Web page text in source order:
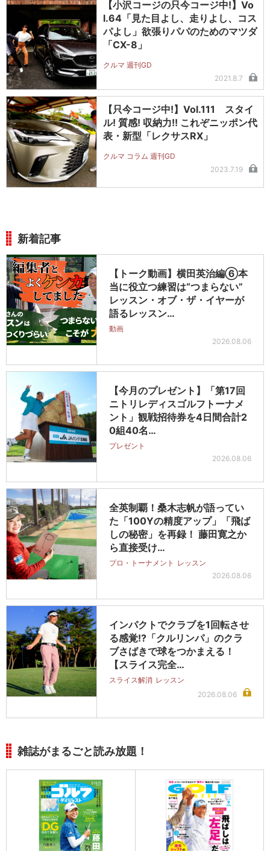
【小沢コージの只今コージ中!】Vo
l.64「見た目よし、走りよし、コス
パよし」欲張りパパのためのマツダ
「CX-8」
クルマ 週刊GD
2021.8.7
【只今コージ中!】Vol.111 スタイ
ル! 質感! 収納力!! これぞニッポン代
表・新型「レクサスRX」
クルマ コラム 週刊GD
2023.7.19
新着記事
【トーク動画】横田英治編⑥本
当に役立つ練習は“つまらない”
レッスン・オブ・ザ・イヤーが
語るレッスン…
動画
2026.08.06
【今月のプレゼント】「第17回
ニトリレディスゴルフトーナメ
ント」観戦招待券を4日間合計2
0組40名…
プレゼント
2026.08.06
全英制覇！桑木志帆が語ってい
た「100Yの精度アップ」「飛ば
しの秘密」を再録！ 藤田寛之か
ら直接受け…
プロ・トーナメント レッスン
2026.08.06
インパクトでクラブを1回転させ
る感覚!?「クルリンパ」のクラ
ブさばきで球をつかまえる！
【スライス完全…
スライス解消 レッスン
2026.08.06
雑誌がまるごと読み放題！